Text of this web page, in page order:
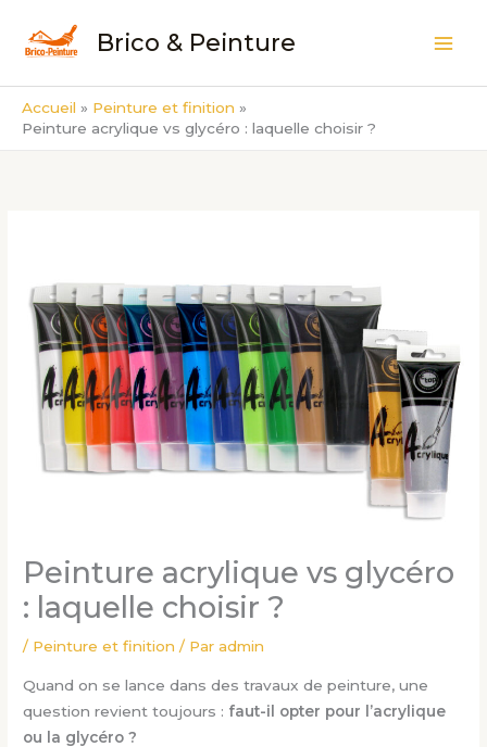
Brico & Peinture
Accueil
Peinture et finition
Peinture acrylique vs glycéro : laquelle choisir ?
Peinture acrylique vs glycéro
: laquelle choisir ?
/ Peinture et finition / Paradmin
Quand on se lance dans des travaux de peinture, une
question revient toujours : faut-il opter pour l’acrylique
ou la glycéro ?